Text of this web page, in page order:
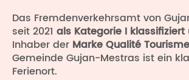
Das Fremdenverkehrsamt von
seit 2021 als Kategorie I klassifiziert
Inhaber der Marke Qualité Tourisme
Gemeinde Gujan-Mestras ist ein
Ferienort.